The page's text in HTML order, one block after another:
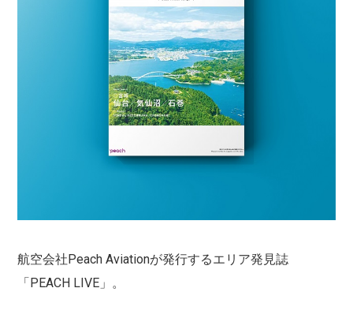
航空会社Peach Aviationが発行するエリア発見誌
「PEACH LIVE」。